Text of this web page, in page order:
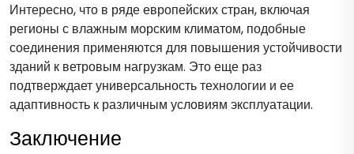
Интересно, что в ряде европейских стран, включая
регионы с влажным морским климатом, подобные
соединения применяются для повышения устойчивости
зданий к ветровым нагрузкам. Это еще раз
подтверждает универсальность технологии и ее
адаптивность к различным условиям эксплуатации.
Заключение